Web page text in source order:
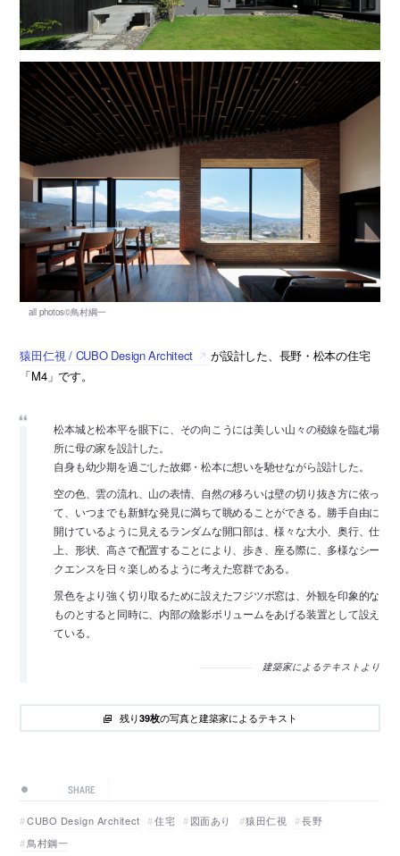
猿田仁視 / CUBO Design Architect
が設計した、長野・松本の住宅
「M4」です。
松本城と松本平を眼下に、その向こうには美しい山々の稜線を臨む場
所に母の家を設計した。
自身も幼少期を過ごした故郷・松本に想いを馳せながら設計した。
空の色、雲の流れ、山の表情、自然の移ろいは壁の切り抜き方に依っ
て、いつまでも新鮮な発見に満ちて眺めることができる。勝手自由に
開けているように見えるランダムな開口部は、様々な大小、奥行、仕
上、形状、高さで配置することにより、歩き、座る際に、多様なシー
クエンスを日々楽しめるように考えた窓群である。
景色をより強く切り取るために設えたフジツボ窓は、外観を印象的な
ものとすると同時に、内部の陰影ボリュームをあげる装置として設え
ている。
建築家によるテキストより
残り39枚の写真と建築家によるテキスト
SHARE
CUBO Design Architect 住宅 図面あり 猿田仁視
長野
鳥村鋼一